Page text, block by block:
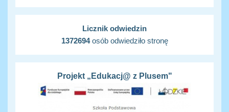
Licznik odwiedzin
1372694osób odwiedziło stronę
Projekt „Edukacj@ z Plusem"